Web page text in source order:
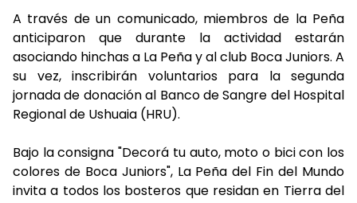
A través de un comunicado, miembros de la Peña
anticiparon que durante la actividad estarán
asociando hinchas a La Peña y al club Boca Juniors. A
su vez, inscribirán voluntarios para la segunda
jornada de donación al Banco de Sangre del Hospital
Regional de Ushuaia (HRU).
Bajo la consigna "Decorá tu auto, moto o bici con los
colores de Boca Juniors", La Peña del Fin del Mundo
invita a todos los bosteros que residan en Tierra del